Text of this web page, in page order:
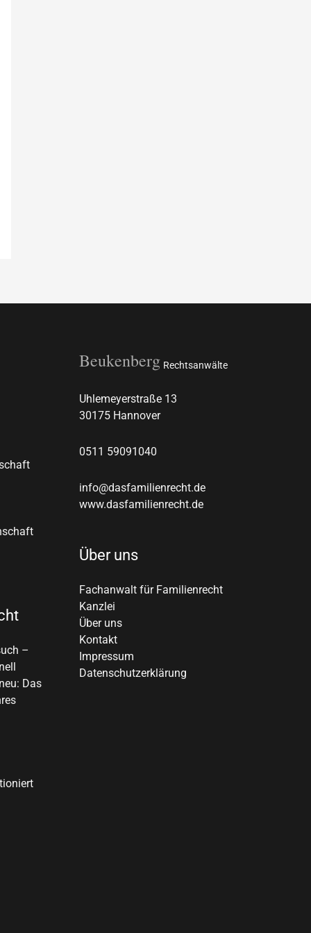
–
Das
Beukenberg Rechtsanwälte
Uhlemeyerstraße 13
30175 Hannover
0511 59091040
info@dasfamilienrecht.de
www.dasfamilienrecht.de
Über uns
Fachanwalt für Familienrecht
Kanzlei
Über uns
Kontakt
Impressum
Datenschutzerklärung